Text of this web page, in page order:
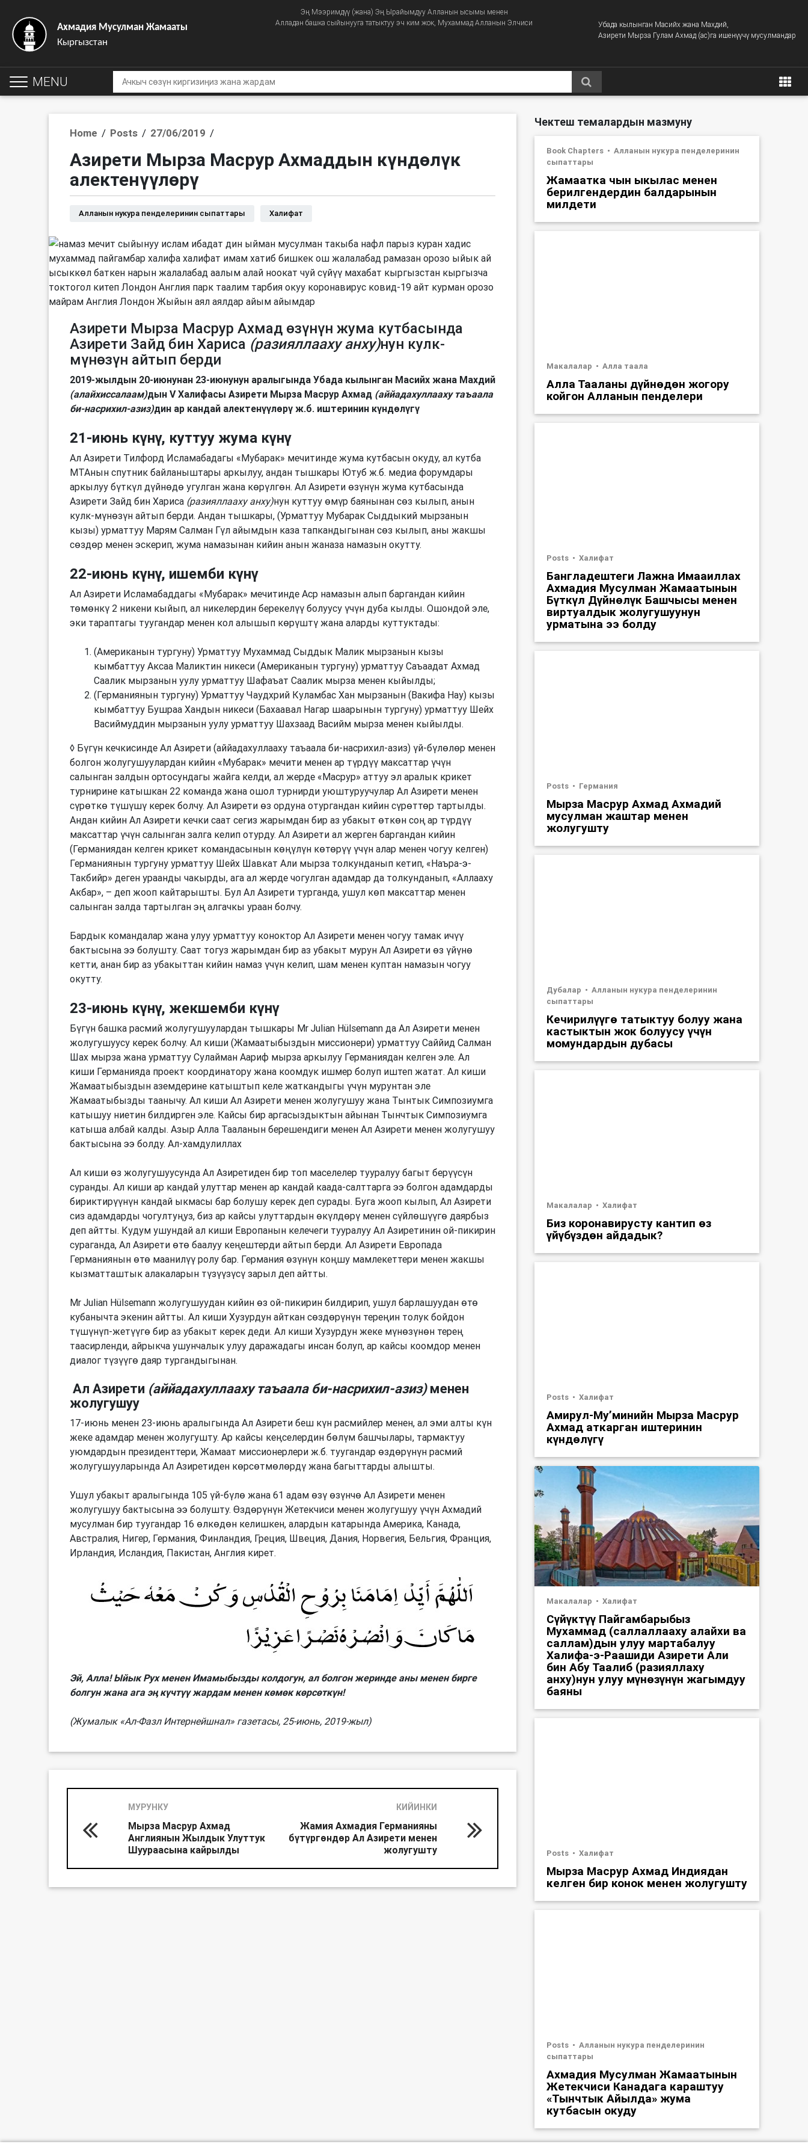
Эң Мээримдүү (жана) Эң Ырайымдуу Алланын ысымы менен
Алладан башка сыйынууга татыктуу эч ким жок, Мухаммад Алланын Элчиси
Ахмадия Мусулман Жамааты
Кыргызстан
Убада кылынган Масийх жана Махдий,
Азирети Мырза Гулам Ахмад (ас)га ишенүүчү мусулмандар
MENU
Home / Posts / 27/06/2019 /
Азирети Мырза Масрур Ахмаддын күндөлүк
алектенүүлөрү
Алланын нукура пенделеринин сыпаттары Халифат
Азирети Мырза Масрур Ахмад өзүнүн жума кутбасында
Азирети Зайд бин Хариса (разияллааху анху)нун кулк-
мүнөзүн айтып берди
2019-жылдын 20-июнунан 23-июнунун аралыгында Убада кылынган Масийх жана Махдий
(алайхиссалаам)дын V Халифасы Азирети Мырза Масрур Ахмад (аййадахуллааху таъаала
би-насрихил-азиз)дин ар кандай алектенүүлөрү ж.б. иштеринин күндөлүгү
21-июнь күнү, куттуу жума күнү
Ал Азирети Тилфорд Исламабадагы «Мубарак» мечитинде жума кутбасын окуду, ал кутба
МТАнын спутник байланыштары аркылуу, андан тышкары Ютуб ж.б. медиа форумдары
аркылуу бүткүл дүйнөдө угулган жана көрүлгөн. Ал Азирети өзүнүн жума кутбасында
Азирети Зайд бин Хариса (разияллааху анху)нун куттуу өмүр баянынан сөз кылып, анын
кулк-мүнөзүн айтып берди. Андан тышкары, (Урматтуу Мубарак Сыддыкий мырзанын
кызы) урматтуу Марям Салман Гүл айымдын каза тапкандыгынан сөз кылып, аны жакшы
сөздөр менен эскерип, жума намазынан кийин анын жаназа намазын окутту.
22-июнь күнү, ишемби күнү
Ал Азирети Исламабаддагы «Мубарак» мечитинде Аср намазын алып баргандан кийин
төмөнкү 2 никени кыйып, ал никелердин берекелүү болуусу үчүн дуба кылды. Ошондой эле,
эки тараптагы туугандар менен кол алышып көрүштү жана аларды куттуктады:
(Американын тургуну) Урматтуу Мухаммад Сыддык Малик мырзанын кызы
кымбаттуу Аксаа Маликтин никеси (Американын тургуну) урматтуу Саъаадат Ахмад
Саалик мырзанын уулу урматтуу Шафаъат Саалик мырза менен кыйылды;
(Германиянын тургуну) Урматтуу Чаудхрий Куламбас Хан мырзанын (Вакифа Нау) кызы
кымбаттуу Бушраа Хандын никеси (Бахаавал Нагар шаарынын тургуну) урматтуу Шейх
Васиймуддин мырзанын уулу урматтуу Шахзаад Васийм мырза менен кыйылды.
◊ Бүгүн кечкисинде Ал Азирети (аййадахуллааху таъаала би-насрихил-азиз) үй-бүлөлөр менен
болгон жолугушуулардан кийин «Мубарак» мечити менен ар түрдүү максаттар үчүн
салынган залдын ортосундагы жайга келди, ал жерде «Масрур» аттуу эл аралык крикет
турнирине катышкан 22 команда жана ошол турнирди уюштуруучулар Ал Азирети менен
сүрөткө түшүшү керек болчу. Ал Азирети өз ордуна отургандан кийин сүрөттөр тартылды.
Андан кийин Ал Азирети кечки саат сегиз жарымдан бир аз убакыт өткөн соң ар түрдүү
максаттар үчүн салынган залга келип отурду. Ал Азирети ал жерген баргандан кийин
(Германиядан келген крикет командасынын көңүлүн көтөрүү үчүн алар менен чогуу келген)
Германиянын тургуну урматтуу Шейх Шавкат Али мырза толкунданып кетип, «Наъра-э-
Такбийр» деген ураанды чакырды, ага ал жерде чогулган адамдар да толкунданып, «Аллааху
Акбар», – деп жооп кайтарышты. Бул Ал Азирети турганда, ушул көп максаттар менен
салынган залда тартылган эң алгачкы ураан болчу.
Бардык командалар жана улуу урматтуу коноктор Ал Азирети менен чогуу тамак ичүү
бактысына ээ болушту. Саат тогуз жарымдан бир аз убакыт мурун Ал Азирети өз үйүнө
кетти, анан бир аз убакыттан кийин намаз үчүн келип, шам менен куптан намазын чогуу
окутту.
23-июнь күнү, жекшемби күнү
Бүгүн башка расмий жолугушуулардан тышкары Mr Julian Hülsemann да Ал Азирети менен
жолугушуусу керек болчу. Ал киши (Жамаатыбыздын миссионери) урматтуу Саййид Салман
Шах мырза жана урматтуу Сулайман Аариф мырза аркылуу Германиядан келген эле. Ал
киши Германияда проект координатору жана коомдук ишмер болуп иштеп жатат. Ал киши
Жамаатыбыздын аземдерине катыштып келе жаткандыгы үчүн мурунтан эле
Жамаатыбызды таанычу. Ал киши Ал Азирети менен жолугушуу жана Тынтык Симпозиумга
катышуу ниетин билдирген эле. Кайсы бир аргасыздыктын айынан Тынчтык Симпозиумга
катыша албай калды. Азыр Алла Тааланын берешендиги менен Ал Азирети менен жолугушуу
бактысына ээ болду. Ал-хамдулиллах
Ал киши өз жолугушуусунда Ал Азиретиден бир топ маселелер тууралуу багыт берүүсүн
суранды. Ал киши ар кандай улуттар менен ар кандай каада-салттарга ээ болгон адамдарды
бириктирүүнүн кандай ыкмасы бар болушу керек деп сурады. Буга жооп кылып, Ал Азирети
сиз адамдарды чогултуңуз, биз ар кайсы улуттардын өкүлдөрү менен сүйлөшүүгө даярбыз
деп айтты. Кудум ушундай ал киши Европанын келечеги тууралуу Ал Азиретинин ой-пикирин
сураганда, Ал Азирети өтө баалуу кеңештерди айтып берди. Ал Азирети Европада
Германиянын өтө маанилүү ролу бар. Германия өзүнүн коңшу мамлекеттери менен жакшы
кызматташтык алакаларын түзүүзүсү зарыл деп айтты.
Mr Julian Hülsemann жолугушуудан кийин өз ой-пикирин билдирип, ушул барлашуудан өтө
кубанычта экенин айтты. Ал киши Хузурдун айткан сөздөрүнүн тереңин толук бойдон
түшүнүп-жетүүгө бир аз убакыт керек деди. Ал киши Хузурдун жеке мүнөзүнөн терең
таасирленди, айрыкча ушунчалык улуу даражадагы инсан болуп, ар кайсы коомдор менен
диалог түзүүгө даяр тургандыгынан.
Ал Азирети (аййадахуллааху таъаала би-насрихил-азиз)менен
жолугушуу
17-июнь менен 23-июнь аралыгында Ал Азирети беш күн расмийлер менен, ал эми алты күн
жеке адамдар менен жолугушту. Ар кайсы кеӊселердин бөлүм башчылары, тармактуу
уюмдардын президенттери, Жамаат миссионерлери ж.б. туугандар өздөрүнүн расмий
жолугушууларында Ал Азиретиден көрсөтмөлөрдү жана багыттарды алышты.
Ушул убакыт аралыгында 105 үй-бүлө жана 61 адам өзү өзүнчө Ал Азирети менен
жолугушуу бактысына ээ болушту. Өздөрүнүн Жетекчиси менен жолугушуу үчүн Ахмадий
мусулман бир туугандар 16 өлкөдөн келишкен, алардын катарында Америка, Канада,
Австралия, Нигер, Германия, Финландия, Греция, Швеция, Дания, Норвегия, Бельгия, Франция,
Ирландия, Исландия, Пакистан, Англия кирет.
Эй, Алла! Ыйык Рух менен Имамыбызды колдогун, ал болгон жеринде аны менен бирге
болгун жана ага эӊ күчтүү жардам менен көмөк көрсөткүн!
(Жумалык «Ал-Фазл Интернейшнал» газетасы, 25-июнь, 2019-жыл)
МУРУНКУ
Мырза Масрур Ахмад
Англиянын Жылдык Улуттук
Шуураасына кайрылды
КИЙИНКИ
Жамия Ахмадия Германияны
бүтүргөндөр Ал Азирети менен
жолугушту
Чектеш темалардын мазмуну
Book Chapters
Алланын нукура пенделеринин
сыпаттары
Жамаатка чын ыкылас менен
берилгендердин балдарынын
милдети
Макалалар Алла таала
Алла Тааланы дүйнөдөн жогору
койгон Алланын пенделери
Posts Халифат
Бангладештеги Лажна Имааиллах
Ахмадия Мусулман Жамаатынын
Бүткүл Дүйнөлүк Башчысы менен
виртуалдык жолугушуунун
урматына ээ болду
Posts Германия
Мырза Масрур Ахмад Ахмадий
мусулман жаштар менен
жолугушту
Дубалар
Алланын нукура пенделеринин
сыпаттары
Кечирилүүгө татыктуу болуу жана
кастыктын жок болуусу үчүн
момундардын дубасы
Макалалар Халифат
Биз коронавирусту кантип өз
үйүбүздөн айдадык?
Posts Халифат
Амирул-Му’минийн Мырза Масрур
Ахмад аткарган иштеринин
күндөлүгү
Макалалар Халифат
Сүйүктүү Пайгамбарыбыз
Мухаммад (саллаллааху алайхи ва
саллам)дын улуу мартабалуу
Халифа-э-Раашиди Азирети Али
бин Абу Таалиб (разияллаху
анху)нун улуу мүнөзүнүн жагымдуу
баяны
Posts Халифат
Мырза Масрур Ахмад Индиядан
келген бир конок менен жолугушту
Posts
Алланын нукура пенделеринин
сыпаттары
Ахмадия Мусулман Жамаатынын
Жетекчиси Канадага караштуу
«Тынчтык Айылда» жума
кутбасын окуду